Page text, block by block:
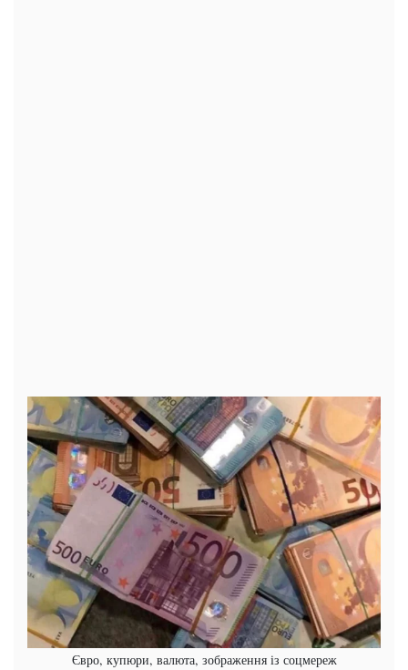
Євро, купюри, валюта, зображення із соцмереж